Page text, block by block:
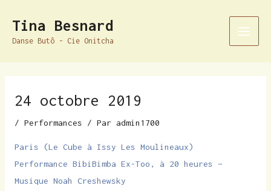
contenu
Tina Besnard
Danse Butô - Cie Onitcha
Main
24 octobre 2019
/ Performances / Par admin1700
Paris (Le Cube à Issy Les Moulineaux)
Performance BibiBimba Ex-Too, à 20 heures –
Musique Noah Creshewsky
des
articles